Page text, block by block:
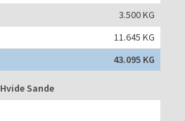
3.500 KG
11.645 KG
43.095 KG
Hvide Sande